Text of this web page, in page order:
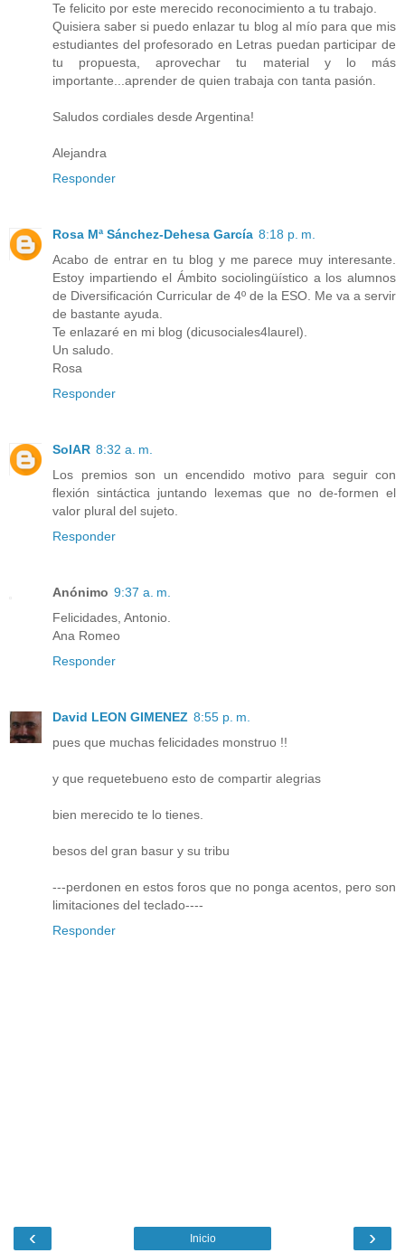
Te felicito por este merecido reconocimiento a tu trabajo.
Quisiera saber si puedo enlazar tu blog al mío para que mis
estudiantes del profesorado en Letras puedan participar de
tu propuesta, aprovechar tu material y lo más
importante...aprender de quien trabaja con tanta pasión.
Saludos cordiales desde Argentina!
Alejandra
Responder
Rosa Mª Sánchez-Dehesa García 8:18 p. m.
Acabo de entrar en tu blog y me parece muy interesante.
Estoy impartiendo el Ámbito sociolingüístico a los alumnos
de Diversificación Curricular de 4º de la ESO. Me va a servir
de bastante ayuda.
Te enlazaré en mi blog (dicusociales4laurel).
Un saludo.
Rosa
Responder
SolAR 8:32 a. m.
Los premios son un encendido motivo para seguir con
flexión sintáctica juntando lexemas que no de-formen el
valor plural del sujeto.
Responder
Anónimo 9:37 a. m.
Felicidades, Antonio.
Ana Romeo
Responder
David LEON GIMENEZ 8:55 p. m.
pues que muchas felicidades monstruo !!
y que requetebueno esto de compartir alegrias
bien merecido te lo tienes.
besos del gran basur y su tribu
---perdonen en estos foros que no ponga acentos, pero son
limitaciones del teclado----
Responder
‹ ›
Inicio